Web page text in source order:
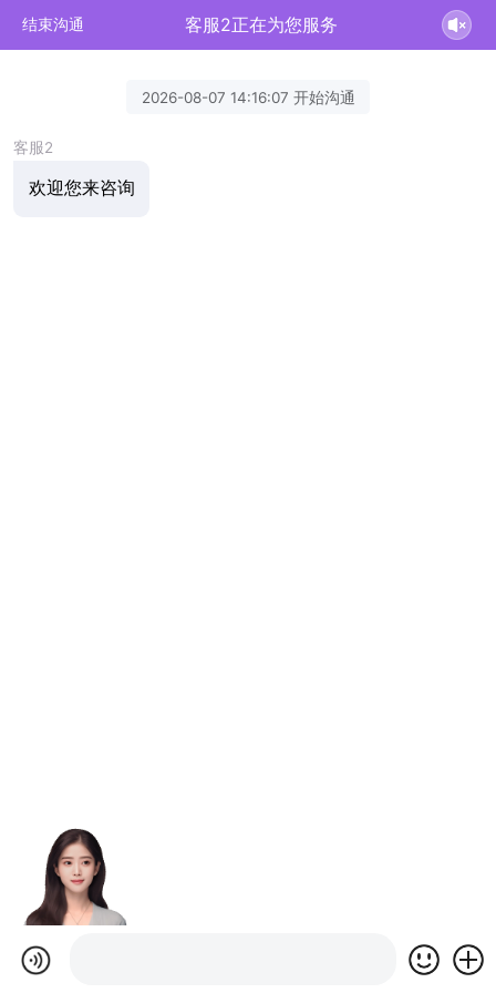
结束沟通 客服2正在为您服务
2026-08-07 14:16:07 开始沟通
客服2
欢迎您来咨询